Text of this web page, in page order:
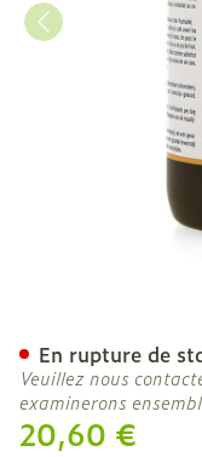
20,60 €
En rupture de
Veuillez nous
examinerons